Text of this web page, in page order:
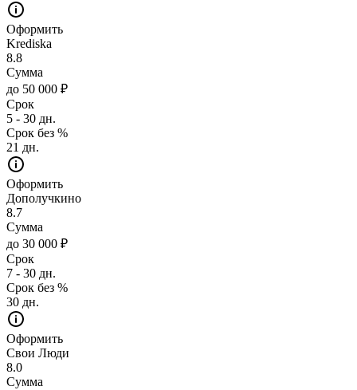
Оформить
Krediska
8.8
Сумма
до 50 000 ₽
Срок
5 - 30 дн.
Срок без %
21 дн.
Оформить
Дополучкино
8.7
Сумма
до 30 000 ₽
Срок
7 - 30 дн.
Срок без %
30 дн.
Оформить
Свои Люди
8.0
Сумма